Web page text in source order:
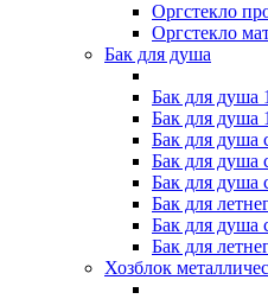
Оргстекло
Оргстекло
Бак для душа
Бак для душа
Бак для душа
Бак для душа
Бак для душа
Бак для душа
Бак для
Бак для душа
Бак для
Хозблок